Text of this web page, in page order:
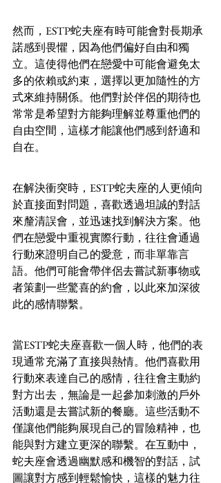
然而，ESTP蛇夫座有時可能會對長期承
諾感到畏懼，因為他們偏好自由和獨
立。這使得他們在戀愛中可能會避免太
多的依賴或約束，選擇以更加隨性的方
式來維持關係。他們對於伴侶的期待也
常常是希望對方能夠理解並尊重他們的
自由空間，這樣才能讓他們感到舒適和
自在。
在解決衝突時，ESTP蛇夫座的人更傾向
於直接面對問題，喜歡透過坦誠的對話
來釐清誤會，並迅速找到解決方案。他
們在戀愛中重視實際行動，往往會通過
行動來證明自己的愛意，而非單靠言
語。他們可能會帶伴侶去嘗試新事物或
者策劃一些驚喜的約會，以此來加深彼
此的感情聯繫。
當ESTP蛇夫座喜歡一個人時，他們的表
現通常充滿了直接與熱情。他們喜歡用
行動來表達自己的感情，往往會主動約
對方出去，無論是一起參加刺激的戶外
活動還是去嘗試新的餐廳。這些活動不
僅讓他們能夠展現自己的冒險精神，也
能與對方建立更深的聯繫。在互動中，
蛇夫座會透過幽默感和機智的對話，試
圖讓對方感到輕鬆愉快，這樣的魅力往